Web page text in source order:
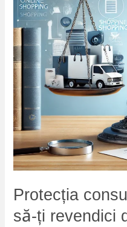
Protecția
să-ți revendici
revendici
drepturile
în
cazul
unui
produs
defect?